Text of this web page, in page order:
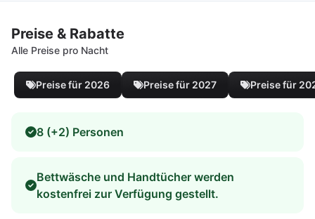
Preise & Rabatte
Alle Preise pro Nacht
Preise für 2026 Preise für 2027 Preise für
8 (+2) Personen
Bettwäsche und Handtücher werden
kostenfrei zur Verfügung gestellt.